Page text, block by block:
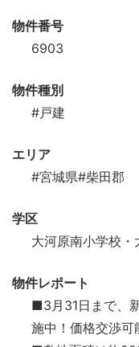
物件番号
6903
物件種別
#戸建
エリア
#宮城県#柴田郡
学区
大河原南小学校・
物件レポート
■3月31日まで、
施中！価格交渉可